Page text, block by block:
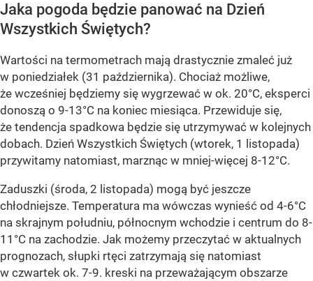
Jaka pogoda będzie panować na Dzień
Wszystkich Świętych?
Wartości na termometrach mają drastycznie zmaleć już
w poniedziałek (31 października). Chociaż możliwe,
że wcześniej będziemy się wygrzewać w ok. 20°C, eksperci
donoszą o 9-13°C na koniec miesiąca. Przewiduje się,
że tendencja spadkowa będzie się utrzymywać w kolejnych
dobach. Dzień Wszystkich Świętych (wtorek, 1 listopada)
przywitamy natomiast, marznąc w mniej-więcej 8-12°C.
Zaduszki (środa, 2 listopada) mogą być jeszcze
chłodniejsze. Temperatura ma wówczas wynieść od 4-6°C
na skrajnym południu, północnym wchodzie i centrum do 8-
11°C na zachodzie. Jak możemy przeczytać w aktualnych
prognozach, słupki rtęci zatrzymają się natomiast
w czwartek ok. 7-9. kreski na przeważającym obszarze